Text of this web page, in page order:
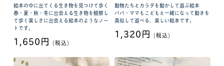
絵本の中に出てくる生き物を見つけて歩く
春・夏・秋・冬に出会える生き物を観察し
て歩く楽しさに出会える絵本のようなノー
トです。
1,650円 (税込)
動物たちとカラダを動かして遊ぶ絵本
パパ・ママもこどもと一緒になって動きを
真似して遊べる、楽しい絵本です。
1,320円 (税込)